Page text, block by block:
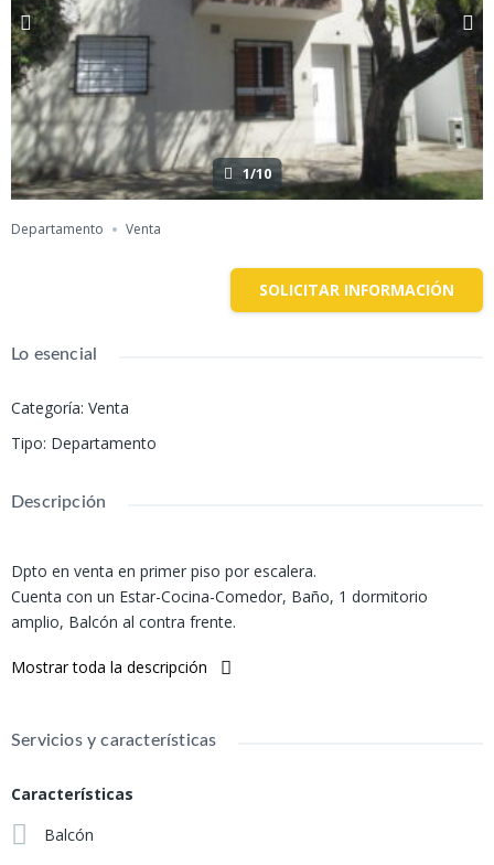
1/10
Departamento Venta
SOLICITAR INFORMACIÓN
Lo esencial
Categoría: Venta
Tipo: Departamento
Descripción
Dpto en venta en primer piso por escalera.
Cuenta con un Estar-Cocina-Comedor, Baño, 1 dormitorio
amplio, Balcón al contra frente.
Todos los servicios.
Mostrar toda la descripción
Servicios y características
Características
Balcón